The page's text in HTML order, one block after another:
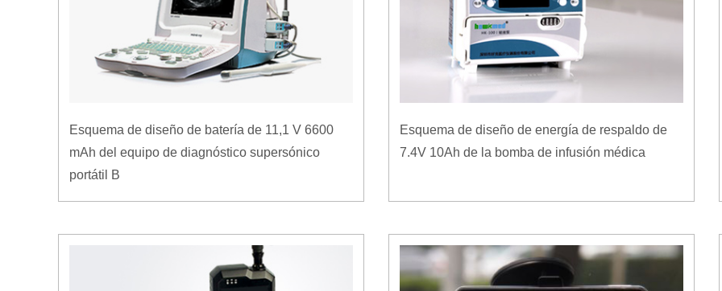
Esquema de diseño de batería de 11,1 V 6600
mAh del equipo de diagnóstico supersónico
portátil B
Esquema de diseño de energía de respaldo de
7.4V 10Ah de la bomba de infusión médica